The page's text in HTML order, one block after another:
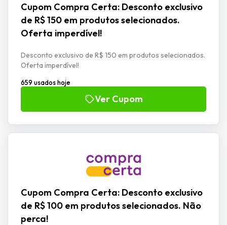
Cupom Compra Certa: Desconto exclusivo
de R$ 150 em produtos selecionados.
Oferta imperdível!
Desconto exclusivo de R$ 150 em produtos selecionados.
Oferta imperdível!
659 usados hoje
Ver Cupom
Cupom Compra Certa: Desconto exclusivo
de R$ 100 em produtos selecionados. Não
perca!